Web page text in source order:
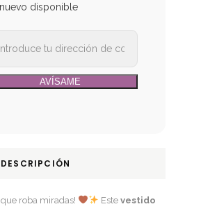
disponible
DESCRIPCIÓN
que roba miradas! Este vestido